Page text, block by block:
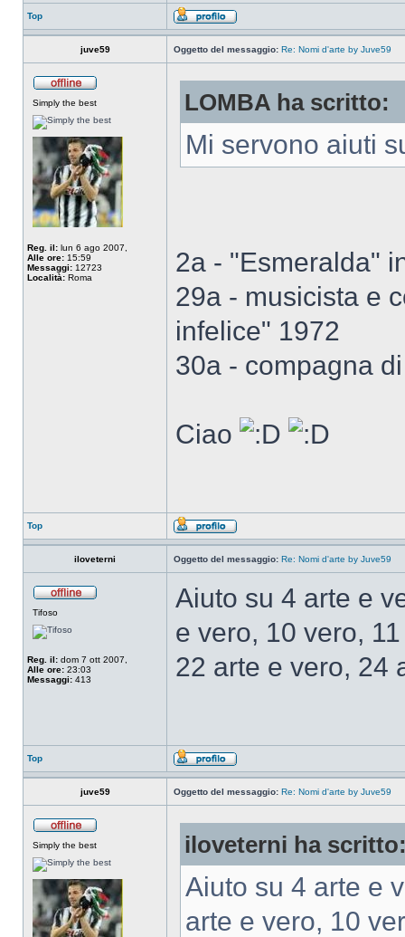
Top
juve59 Oggetto del messaggio: Re: Nomi d'arte by Juve59
Simply the best
Reg. il: lun 6 ago 2007,
Alle ore: 15:59
Messaggi: 12723
Località: Roma
LOMBA ha scritto:
Mi servono aiuti
2a - "Esmeralda"
29a - musicista e
infelice" 1972
30a - compagna
Ciao
Top
iloveterni Oggetto del messaggio: Re: Nomi d'arte by Juve59
Tifoso
Reg. il: dom 7 ott 2007,
Alle ore: 23:03
Messaggi: 413
Aiuto su 4 arte e
e vero, 10 vero,
22 arte e vero, 24
Top
juve59 Oggetto del messaggio: Re: Nomi d'arte by Juve59
Simply the best iloveterni ha
Aiuto su 4 arte e
arte e vero, 10